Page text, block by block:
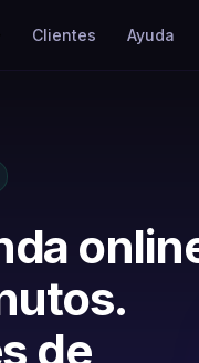
Clientes Ayuda
de